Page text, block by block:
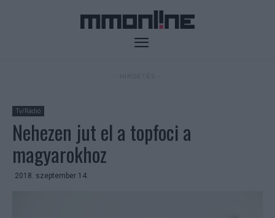
Tv/Rádió
Nehezen jut el a topfoci a
magyarokhoz
2018. szeptember 14.